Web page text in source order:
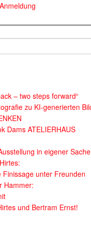
Anmeldung
– two steps forward“
zu KI-generierten
Dams ATELIERHAUS
in eigener Sache
Finissage unter Freunden
Hammer:
und Bertram Ernst!